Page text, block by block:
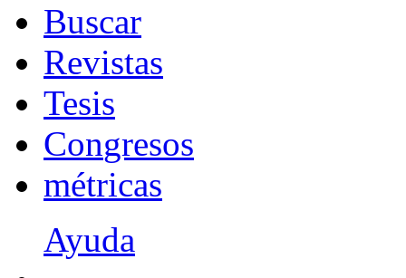
Buscar
Revistas
Tesis
Congresos
métricas
Ayuda